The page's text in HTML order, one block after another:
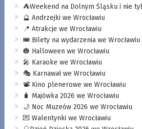
⛺️Weekend na Dolnym Śląsku i nie
🔮 Andrzejki we Wrocławiu
📍 Atrakcje we Wrocławiu
🎟️ Bilety na wydarzenia we Wrocławiu
🎃 Halloween we Wrocławiu
🎤 Karaoke we Wrocławiu
🎭 Karnawał we Wrocławiu
📽️ Kino plenerowe we Wrocławiu
🧳 Majówka 2026 we Wrocławiu
🌙 Noc Muzeów 2026 we Wrocławiu
💌 Walentynki we Wrocławiu